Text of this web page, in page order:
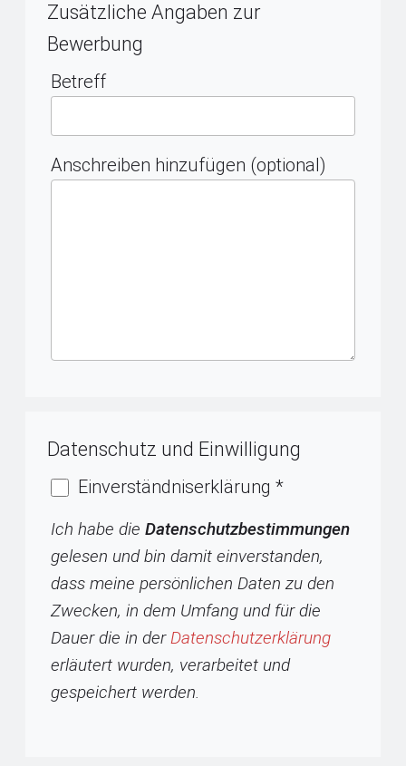
Zusätzliche Angaben zur
Bewerbung
Betreff
Anschreiben hinzufügen (optional)
Datenschutz und Einwilligung
Einverständniserklärung *
Ich habe die Datenschutzbestimmungen
gelesen und bin damit einverstanden,
dass meine persönlichen Daten zu den
Zwecken, in dem Umfang und für die
Dauer die in derDatenschutzerklärung
erläutert wurden, verarbeitet und
gespeichert werden.